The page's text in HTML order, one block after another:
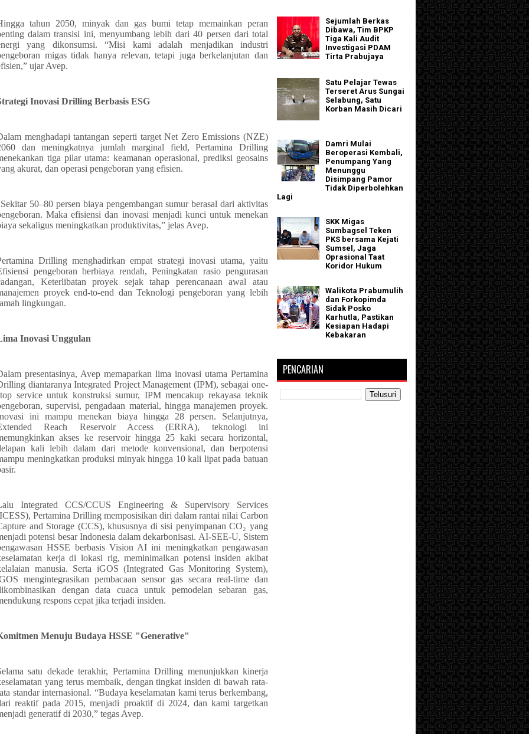
tahun 2050, minyak dan gas bumi tetap memainkan peran
dalam transisi ini, menyumbang lebih dari 40 persen dari total
yang dikonsumsi. “Misi kami adalah menjadikan industri
migas tidak hanya relevan, tetapi juga berkelanjutan dan
ujar Avep.
Inovasi Drilling Berbasis ESG
menghadapi tantangan seperti target Net Zero Emissions (NZE)
dan meningkatnya jumlah marginal field, Pertamina Drilling
tiga pilar utama: keamanan operasional, prediksi geosains
akurat, dan operasi pengeboran yang efisien.
50–80 persen biaya pengembangan sumur berasal dari aktivitas
Maka efisiensi dan inovasi menjadi kunci untuk menekan
sekaligus meningkatkan produktivitas,” jelas Avep.
Drilling menghadirkan empat strategi inovasi utama, yaitu
pengeboran berbiaya rendah, Peningkatan rasio pengurasan
Keterlibatan proyek sejak tahap perencanaan awal atau
proyek end-to-end dan Teknologi pengeboran yang lebih
lingkungan.
Inovasi Unggulan
presentasinya, Avep memaparkan lima inovasi utama Pertamina
diantaranya Integrated Project Management (IPM), sebagai one-
service untuk konstruksi sumur, IPM mencakup rekayasa teknik
supervisi, pengadaan material, hingga manajemen proyek.
ini mampu menekan biaya hingga 28 persen. Selanjutnya,
Reach Reservoir Access (ERRA), teknologi ini
akses ke reservoir hingga 25 kaki secara horizontal,
kali lebih dalam dari metode konvensional, dan berpotensi
meningkatkan produksi minyak hingga 10 kali lipat pada batuan
Integrated CCS/CCUS Engineering & Supervisory Services
Pertamina Drilling memposisikan diri dalam rantai nilai Carbon
and Storage (CCS), khususnya di sisi penyimpanan CO₂ yang
potensi besar Indonesia dalam dekarbonisasi. AI-SEE-U, Sistem
HSSE berbasis Vision AI ini meningkatkan pengawasan
kerja di lokasi rig, meminimalkan potensi insiden akibat
manusia. Serta iGOS (Integrated Gas Monitoring System),
mengintegrasikan pembacaan sensor gas secara real-time dan
dengan data cuaca untuk pemodelan sebaran gas,
respons cepat jika terjadi insiden.
Menuju Budaya HSSE "Generative"
satu dekade terakhir, Pertamina Drilling menunjukkan kinerja
yang terus membaik, dengan tingkat insiden di bawah rata-
standar internasional. “Budaya keselamatan kami terus berkembang,
reaktif pada 2015, menjadi proaktif di 2024, dan kami targetkan
generatif di 2030,” tegas Avep.
Sejumlah Berkas
Dibawa, Tim BPKP
Tiga Kali Audit
Investigasi PDAM
Tirta Prabujaya
Satu Pelajar Tewas
Terseret Arus Sungai
Selabung, Satu
Korban Masih Dicari
Damri Mulai
Beroperasi Kembali,
Penumpang Yang
Menunggu
Disimpang Pamor
Tidak Diperbolehkan
Lagi
SKK Migas
Sumbagsel Teken
PKS bersama Kejati
Sumsel, Jaga
Oprasional Taat
Koridor Hukum
Walikota Prabumulih
dan Forkopimda
Sidak Posko
Karhutla, Pastikan
Kesiapan Hadapi
Kebakaran
PENCARIAN